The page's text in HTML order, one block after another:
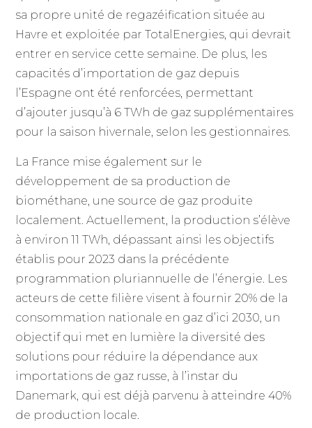
sa propre unité de regazéification située au
Havre et exploitée par TotalEnergies, qui devrait
entrer en service cette semaine. De plus, les
capacités d’importation de gaz depuis
l’Espagne ont été renforcées, permettant
d’ajouter jusqu’à 6 TWh de gaz supplémentaires
pour la saison hivernale, selon les gestionnaires.
La France mise également sur le
développement de sa production de
biométhane, une source de gaz produite
localement. Actuellement, la production s’élève
à environ 11 TWh, dépassant ainsi les objectifs
établis pour 2023 dans la précédente
programmation pluriannuelle de l’énergie. Les
acteurs de cette filière visent à fournir 20% de la
consommation nationale en gaz d’ici 2030, un
objectif qui met en lumière la diversité des
solutions pour réduire la dépendance aux
importations de gaz russe, à l’instar du
Danemark, qui est déjà parvenu à atteindre 40%
de production locale.